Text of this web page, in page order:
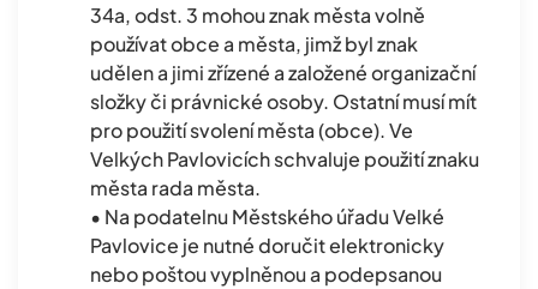
34a, odst. 3 mohou znak města volně
používat obce a města, jimž byl znak
udělen a jimi zřízené a založené organizační
složky či právnické osoby. Ostatní musí mít
pro použití svolení města (obce). Ve
Velkých Pavlovicích schvaluje použití znaku
města rada města.
• Na podatelnu Městského úřadu Velké
Pavlovice je nutné doručit elektronicky
nebo poštou vyplněnou a podepsanou